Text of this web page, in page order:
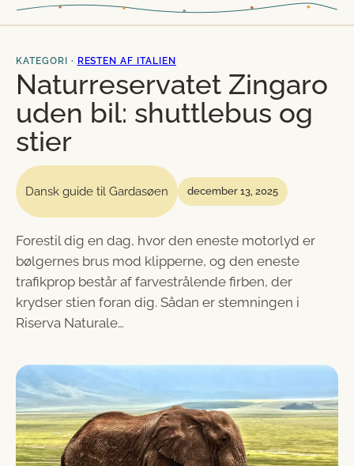
KATEGORI · RESTEN AF ITALIEN
Naturreservatet Zingaro
uden bil: shuttlebus og
stier
Dansk guide til Gardasøen december 13, 2025
Forestil dig en dag, hvor den eneste motorlyd er
bølgernes brus mod klipperne, og den eneste
trafikprop består af farvestrålende firben, der
krydser stien foran dig. Sådan er stemningen i
Riserva Naturale…